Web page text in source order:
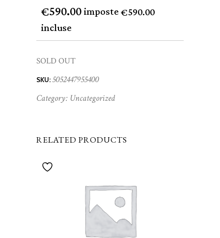
€590.00imposte€590.00
incluse
SOLD OUT
SKU: 5052447955400
Category: Uncategorized
RELATED PRODUCTS